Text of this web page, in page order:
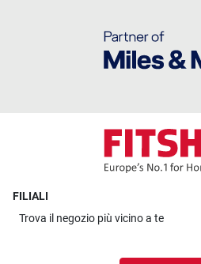
FILIALI
Trova il negozio più vicino a te